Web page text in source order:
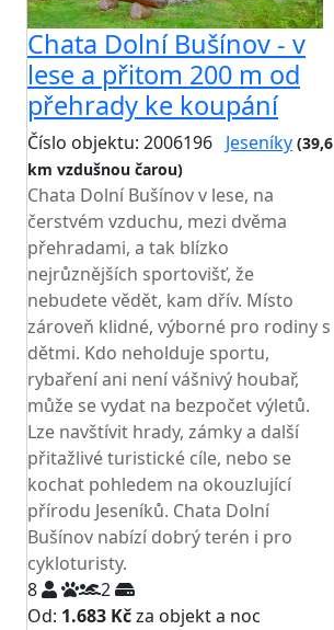
Chata Dolní Bušínov - v
lese a přitom 200 m od
přehrady ke koupání
Číslo objektu: 2006196 Jeseníky (39,6
km vzdušnou čarou)
Chata Dolní Bušínov v lese, na
čerstvém vzduchu, mezi dvěma
přehradami, a tak blízko
nejrůznějších sportovišť, že
nebudete vědět, kam dřív. Místo
zároveň klidné, výborné pro rodiny s
dětmi. Kdo neholduje sportu,
rybaření ani není vášnivý houbař,
může se vydat na bezpočet výletů.
Lze navštívit hrady, zámky a další
přitažlivé turistické cíle, nebo se
kochat pohledem na okouzlující
přírodu Jeseníků. Chata Dolní
Bušínov nabízí dobrý terén i pro
cykloturisty.
8
2
Od: 1.683 Kčza objekt a noc